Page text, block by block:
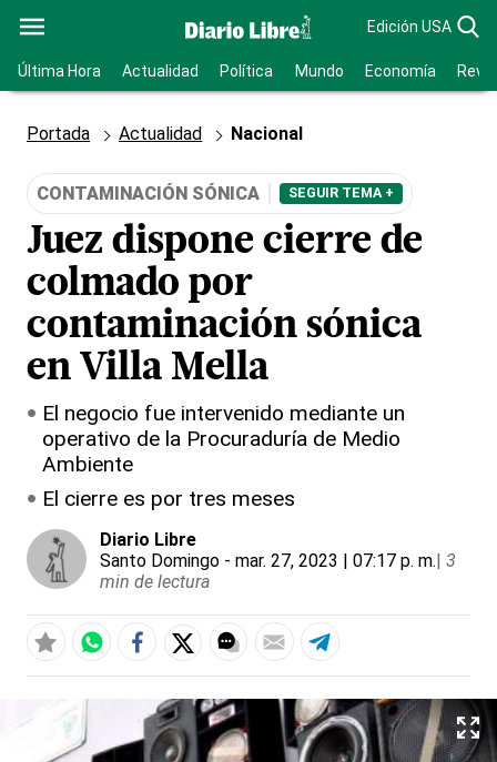
Edición USA
Última Hora Actualidad Política Mundo Economía
Portada Actualidad Nacional
CONTAMINACIÓN SÓNICA SEGUIR TEMA +
Juez dispone cierre de
colmado por
contaminación sónica
en Villa Mella
El negocio fue intervenido mediante un
operativo de la Procuraduría de Medio
Ambiente
El cierre es por tres meses
Diario Libre
Santo Domingo - mar. 27, 2023 | 07:17 p. m.| 3
min de lectura